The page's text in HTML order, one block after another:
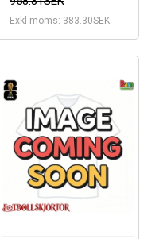
Exkl moms: 383.30SEK